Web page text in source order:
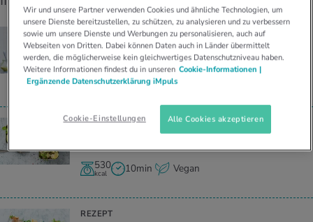
REZEPT
Salat im Glas mit Tofu
420
kcal 20min Vegan
REZEPT
530
kcal 10min Vegan
REZEPT
Wir und unsere Partner verwenden Cookies und ähnliche Technologien, um
unsere Dienste bereitzustellen, zu schützen, zu analysieren und zu verbessern
sowie um unsere Dienste und Werbungen zu personalisieren, auch auf
Webseiten von Dritten. Dabei können Daten auch in Länder übermittelt
werden, die möglicherweise kein gleichwertiges Datenschutzniveau haben.
Weitere Informationen findest du in unseren Cookie-Informationen |
Ergänzende Datenschutzerklärung iMpuls
Cookie-Einstellungen Alle Cookies akzeptieren